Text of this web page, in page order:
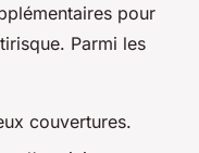
pour
Parmi les
couvertures.